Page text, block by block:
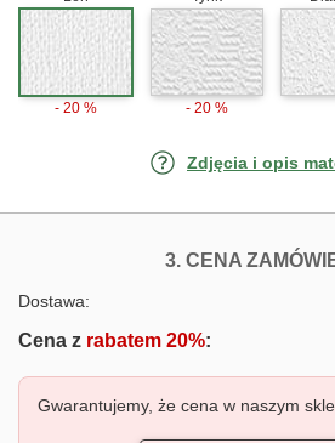
- 20 % - 20 %
Zdjęcia i opis
3. CENA
Dostawa:
Cena z rabatem 20%:
Gwarantujemy, że cena w naszym